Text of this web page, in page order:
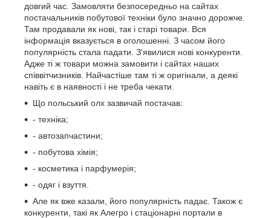
довгий час. Замовляти безпосередньо на сайтах
постачальників побутової техніки було значно дорожче.
Там продавали як нові, так і старі товари. Вся
інформація вказується в оголошенні. З часом його
популярність стала падати. З'явилися нові конкуренти.
Адже ті ж товари можна замовити і сайтах наших
співвітчизників. Найчастіше там ті ж оригінали, а деякі
навіть є в наявності і не треба чекати.
Що польський олх зазвичай постачав:
- техніка;
- автозапчастини;
- побутова хімія;
- косметика і парфумерія;
- одяг і взуття.
Але як вже казали, його популярність падає. Також є
конкуренти, такі як Алегро і стаціонарні портали в